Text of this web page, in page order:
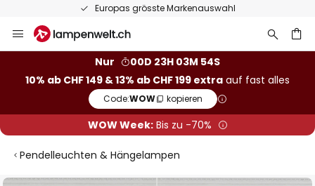
Europas grösste Markenauswahl
Inhalt
Nur
00D 23H 03M 53S
10% ab CHF 149 & 13% ab CHF 199 extra auf fast alles
Code:WOW kopieren
WOW Week:Bis zu -70%
Pendelleuchten & Hängelampen